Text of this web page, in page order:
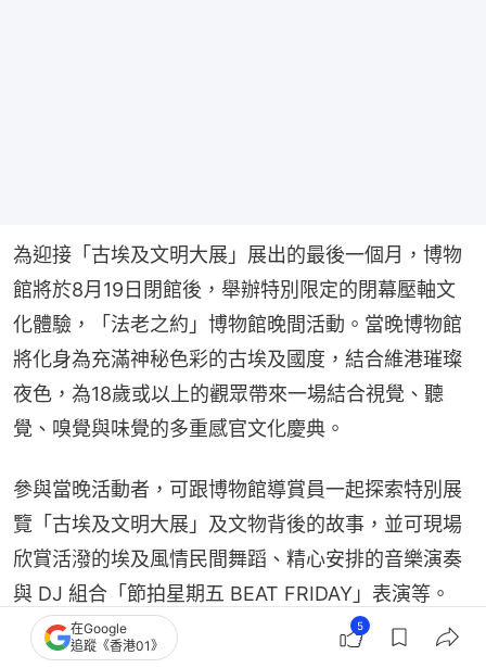
為迎接「古埃及文明大展」展出的最後一個月，博物
館將於8月19日閉館後，舉辦特別限定的閉幕壓軸文
化體驗，「法老之約」博物館晚間活動。當晚博物館
將化身為充滿神秘色彩的古埃及國度，結合維港璀璨
夜色，為18歲或以上的觀眾帶來一場結合視覺、聽
覺、嗅覺與味覺的多重感官文化慶典。
參與當晚活動者，可跟博物館導賞員一起探索特別展
覽「古埃及文明大展」及文物背後的故事，並可現場
欣賞活潑的埃及風情民間舞蹈、精心安排的音樂演奏
與 DJ 組合「節拍星期五 BEAT FRIDAY」表演等。
在Google
追蹤《香港01》
5